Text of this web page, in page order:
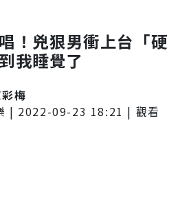
！兇狠男衝上台「硬
我睡覺了
梅
| 2022-09-23 18:21 | 觀看